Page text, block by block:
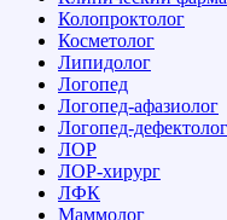
Колопроктолог
Косметолог
Липидолог
Логопед
Логопед-афазиолог
Логопед-дефектолог
ЛОР
ЛОР-хирург
ЛФК
Маммолог